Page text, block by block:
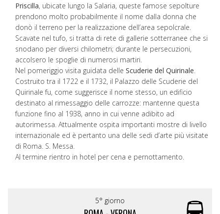
Priscilla, ubicate lungo la Salaria, queste famose sepolture
prendono molto probabilmente il nome dalla donna che
donò il terreno per la realizzazione dell’area sepolcrale.
Scavate nel tufo, si tratta di rete di gallerie sotterranee che si
snodano per diversi chilometri; durante le persecuzioni,
accolsero le spoglie di numerosi martiri.
Nel pomeriggio visita guidata delle Scuderie del Quirinale.
Costruito tra il 1722 e il 1732, il Palazzo delle Scuderie del
Quirinale fu, come suggerisce il nome stesso, un edificio
destinato al rimessaggio delle carrozze: mantenne questa
funzione fino al 1938, anno in cui venne adibito ad
autorimessa. Attualmente ospita importanti mostre di livello
internazionale ed è pertanto una delle sedi d’arte più visitate
di Roma. S. Messa.
Al termine rientro in hotel per cena e pernottamento.
5° giorno